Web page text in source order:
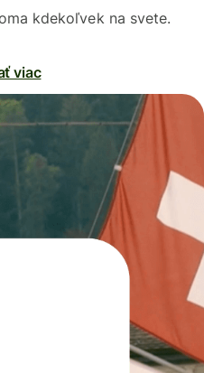
kdekoľvek na svete.
viac